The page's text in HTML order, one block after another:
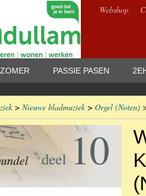
Webshop
ZOMER PASSIE PASEN
> Nieuwe bladmuziek> Orgel (Noten)